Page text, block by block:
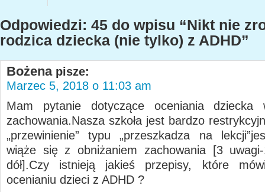
Odpowiedzi: 45 do wpisu “Nikt nie
rodzica dziecka (nie tylko) z ADHD”
Bożena pisze:
Marzec 5, 2018 o 11:03 am
Mam pytanie dotyczące oceniania
zachowania.Nasza szkoła jest bardzo
„przewinienie” typu „przeszkadza na
wiąże się z obniżaniem zachowania [3
dół].Czy istnieją jakieś przepisy, które
ocenianiu dzieci z ADHD ?